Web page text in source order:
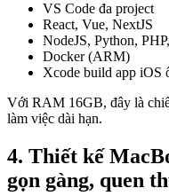
VS Code đa project
React, Vue, NextJS
NodeJS, Python,
Docker (ARM)
Xcode build app iOS
Với RAM 16GB, đây là
làm việc dài hạn.
4. Thiết kế
gọn gàng, quen